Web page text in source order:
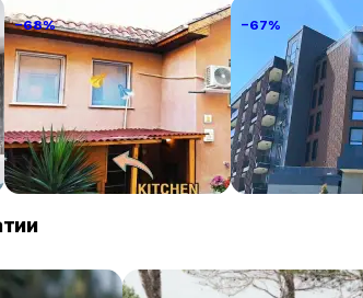
−68%
PIJAMA HOUSE
Пловдив 32 € / нощувка
−67%
Атмосфера
Хотел и СПА
Павел баня 225